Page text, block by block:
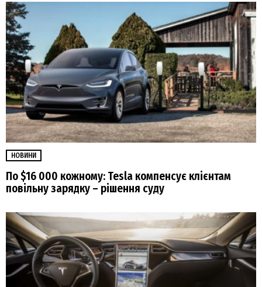
НОВИНИ
По $16 000 кожному: Tesla компенсує клієнтам
повільну зарядку – рішення суду